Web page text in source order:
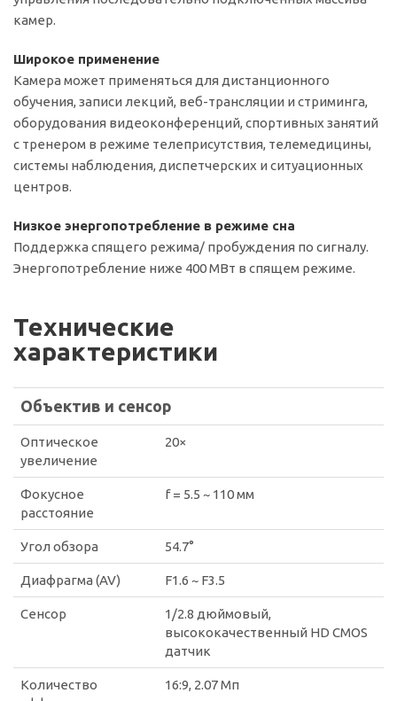
камер.
Широкое применение
Камера может применяться для дистанционного
обучения, записи лекций, веб-трансляции и стриминга,
оборудования видеоконференций, спортивных занятий
с тренером в режиме телеприсутствия, телемедицины,
системы наблюдения, диспетчерских и ситуационных
центров.
Низкое энергопотребление в режиме сна
Поддержка спящего режима/ пробуждения по сигналу.
Энергопотребление ниже 400 МВт в спящем режиме.
Технические
характеристики
Объектив и сенсор
Оптическое
увеличение
20×
Фокусное
расстояние
f = 5.5 ~ 110 мм
Угол обзора 54.7°
Диафрагма (AV) F1.6 ~ F3.5
Сенсор
1/2.8 дюймовый,
высококачественный HD CMOS
датчик
Количество
16:9, 2.07 Мп